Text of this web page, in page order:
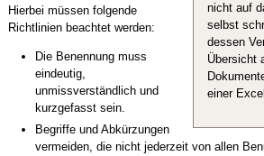
nicht auf
selbst
dessen
Übersicht
einer
Hierbei müssen folgende
Richtlinien beachtet werden:
Die Benennung muss
eindeutig,
unmissverständlich und
kurzgefasst sein.
Begriffe und Abkürzungen
vermeiden, die nicht jederzeit von allen